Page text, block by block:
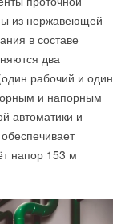
из нержавеющей
в составе
два
рабочий и один
и напорным
автоматики и
напор 153 м